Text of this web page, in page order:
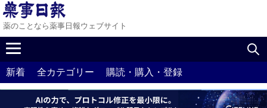
薬のことなら薬事日報ウェブサイト
新着 全カテゴリー 購読・購入・登録